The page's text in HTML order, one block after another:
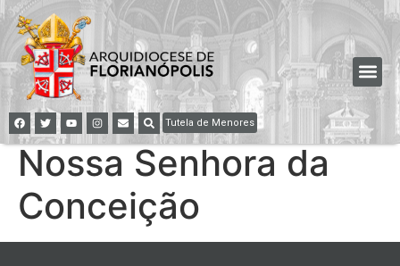
Tutela de Menores
Nossa Senhora da
Conceição